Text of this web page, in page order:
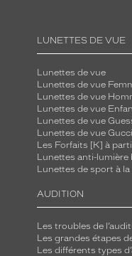
LUNETTES DE VUE
Lunettes de vue
Lunettes de vue
Lunettes de vue
Lunettes de vue
Lunettes de vue
Lunettes de vue Gucci
Les Forfaits [K] à
Lunettes anti-lumière
Lunettes de sport à la
AUDITION
Les troubles de
Les grandes étapes
Les différents types